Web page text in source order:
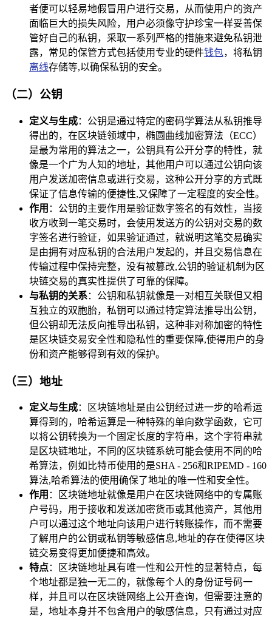
者便可以轻易地假冒用户进行交易，从而使用户的资产
面临巨大的损失风险，用户必须像守护珍宝一样妥善保
管好自己的私钥，采取一系列严格的措施来避免私钥泄
露，常见的保管方式包括使用专业的硬件钱包，将私钥
离线存储等,以确保私钥的安全。
（二）公钥
定义与生成：公钥是通过特定的密码学算法从私钥推导
得出的，在区块链领域中，椭圆曲线加密算法（ECC）
是最为常用的算法之一，公钥具有公开分享的特性，就
像是一个广为人知的地址，其他用户可以通过公钥向该
用户发送加密信息或进行交易，这种公开分享的方式既
保证了信息传输的便捷性,又保障了一定程度的安全性。
作用 ：公钥的主要作用是验证数字签名的有效性，当接
收方收到一笔交易时，会使用发送方的公钥对交易的数
字签名进行验证，如果验证通过，就说明这笔交易确实
是由拥有对应私钥的合法用户发起的，并且交易信息在
传输过程中保持完整，没有被篡改,公钥的验证机制为区
块链交易的真实性提供了可靠的保障。
与私钥的关系：公钥和私钥就像是一对相互关联但又相
互独立的双胞胎，私钥可以通过特定算法推导出公钥，
但公钥却无法反向推导出私钥，这种非对称加密的特性
是区块链交易安全性和隐私性的重要保障,使得用户的身
份和资产能够得到有效的保护。
（三）地址
定义与生成：区块链地址是由公钥经过进一步的哈希运
算得到的，哈希运算是一种特殊的单向数学函数，它可
以将公钥转换为一个固定长度的字符串，这个字符串就
是区块链地址，不同的区块链系统可能会使用不同的哈
希算法，例如比特币使用的是SHA - 256和RIPEMD - 160
算法,哈希算法的使用确保了地址的唯一性和安全性。
作用 ：区块链地址就像是用户在区块链网络中的专属账
户号码，用于接收和发送加密货币或其他资产，其他用
户可以通过这个地址向该用户进行转账操作，而不需要
了解用户的公钥或私钥等敏感信息,地址的存在使得区块
链交易变得更加便捷和高效。
特点：区块链地址具有唯一性和公开性的显著特点，每
个地址都是独一无二的，就像每个人的身份证号码一
样，并且可以在区块链网络上公开查询，但需要注意的
是，地址本身并不包含用户的敏感信息，只有通过对应